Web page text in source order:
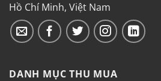
Hồ Chí Minh, Việt Nam
DANH MỤC THU MUA